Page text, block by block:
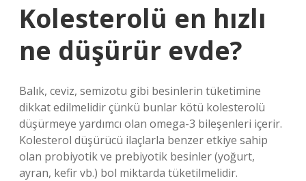
Kolesterolü en hızlı
ne düşürür evde?
Balık, ceviz, semizotu gibi besinlerin tüketimine
dikkat edilmelidir çünkü bunlar kötü kolesterolü
düşürmeye yardımcı olan omega-3 bileşenleri içerir.
Kolesterol düşürücü ilaçlarla benzer etkiye sahip
olan probiyotik ve prebiyotik besinler (yoğurt,
ayran, kefir vb.) bol miktarda tüketilmelidir.